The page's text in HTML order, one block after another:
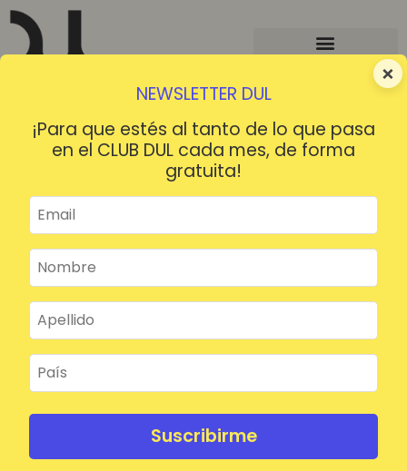
×
NEWSLETTER DUL
¡Para que estés al tanto de lo que pasa
en el CLUB DUL cada mes, de forma
gratuita!
Suscribirme
¡HOLA!
Mantenerme conectado